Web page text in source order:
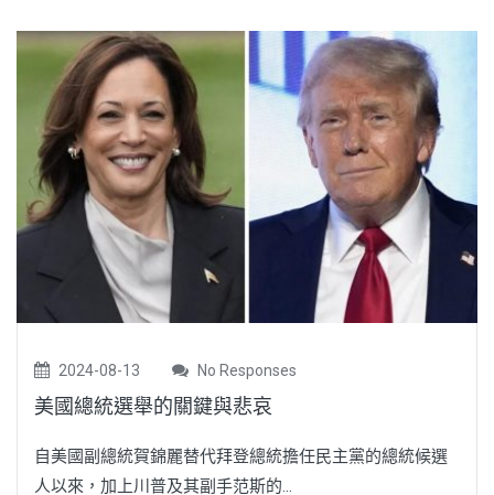
2024-08-13 No Responses
美國總統選舉的關鍵與悲哀
自美國副總統賀錦麗替代拜登總統擔任民主黨的總統候選
人以來，加上川普及其副手范斯的...